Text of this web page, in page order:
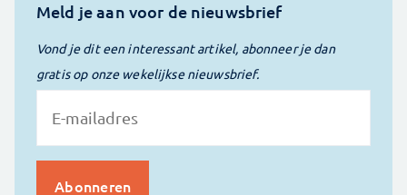
Meld je aan voor de nieuwsbrief
Vond je dit een interessant artikel, abonneer je dan
gratis op onze wekelijkse nieuwsbrief.